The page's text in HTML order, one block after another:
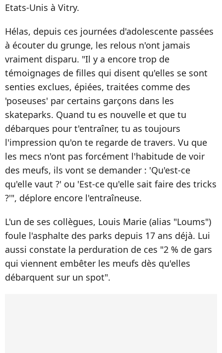
Etats-Unis à Vitry.
Hélas, depuis ces journées d'adolescente passées
à écouter du grunge, les relous n'ont jamais
vraiment disparu. "Il y a encore trop de
témoignages de filles qui disent qu'elles se sont
senties exclues, épiées, traitées comme des
'poseuses' par certains garçons dans les
skateparks. Quand tu es nouvelle et que tu
débarques pour t'entraîner, tu as toujours
l'impression qu'on te regarde de travers. Vu que
les mecs n'ont pas forcément l'habitude de voir
des meufs, ils vont se demander : 'Qu'est-ce
qu'elle vaut ?' ou 'Est-ce qu'elle sait faire des tricks
?'", déplore encore l'entraîneuse.
L'un de ses collègues, Louis Marie (alias "Loums")
foule l'asphalte des parks depuis 17 ans déjà. Lui
aussi constate la perduration de ces "2 % de gars
qui viennent embêter les meufs dès qu'elles
débarquent sur un spot".